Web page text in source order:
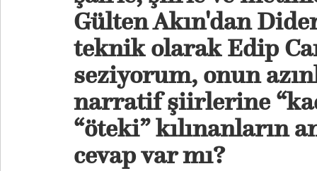
Gülten Akın'dan
teknik olarak Edip
seziyorum, onun
narratif şiirlerine
“öteki” kılınanların
cevap var mı?